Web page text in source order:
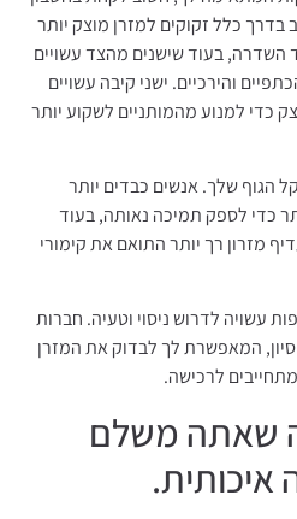
כלל זקוקים למזרן מוצק יותר
בעוד שישנים מהצד עשויים
והירכיים. ישני קיבה עשויים
כדי למנוע מהמותניים לשקוע יותר
הגוף שלך. אנשים כבדים יותר
כדי לספק תמיכה נאותה, בעוד
מזרון רך יותר התואם את קימורי
עשויה לדרוש ניסוי וטעיה. חברות
המאפשרת לך לבדוק את המזרן
לרכישה.
שאתה משלם
איכותית.